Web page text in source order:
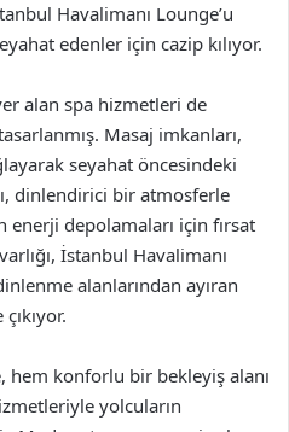
Havalimanı Lounge’u
edenler için cazip kılıyor.
alan spa hizmetleri de
Masaj imkanları,
seyahat öncesindeki
dinlendirici bir atmosferle
depolamaları için fırsat
İstanbul Havalimanı
alanlarından ayıran
hem konforlu bir bekleyiş alanı
yolcuların